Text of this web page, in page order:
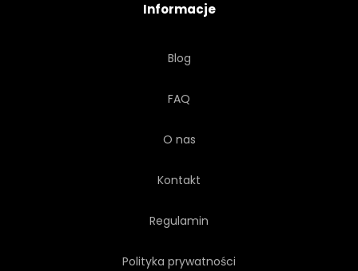
Informacje
Blog
FAQ
O nas
Kontakt
Regulamin
Polityka prywatności